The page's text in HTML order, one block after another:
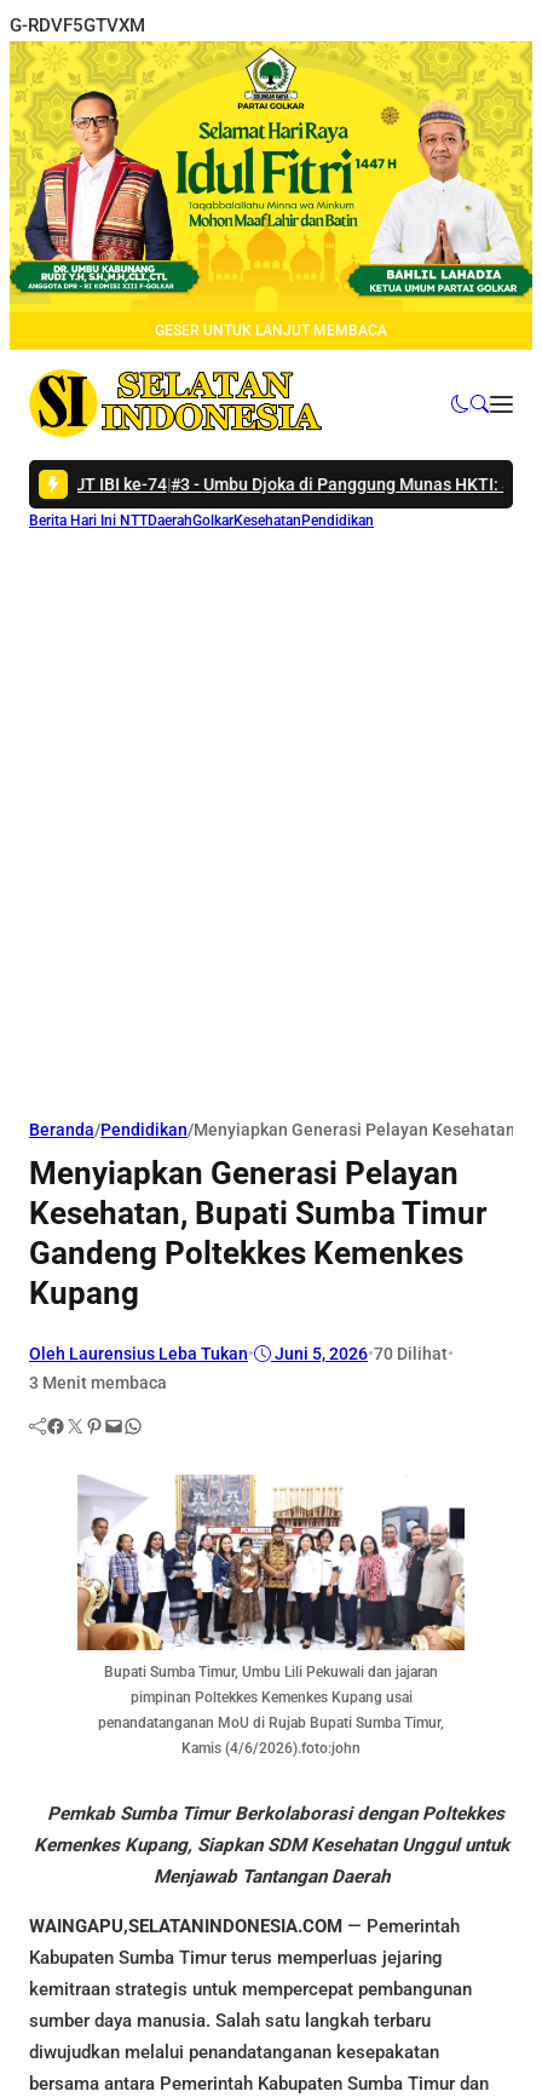
G-RDVF5GTVXM
GESER UNTUK LANJUT MEMBACA
ke-74 #3 - Umbu Djoka di Panggung Munas HKTI: Sumba Tengah
Berita Hari Ini NTTDaerahGolkarKesehatan Pendidikan
Beranda/Pendidikan/Menyiapkan Generasi Pelayan Kesehatan,
Menyiapkan Generasi Pelayan
Kesehatan, Bupati Sumba Timur
Gandeng Poltekkes Kemenkes
Kupang
Oleh Laurensius Leba Tukan• Juni 5, 2026•70 Dilihat•
3 Menit membaca
Facebook Twitter Pinterest Mail WhatsApp
Bupati Sumba Timur, Umbu Lili Pekuwali dan jajaran
pimpinan Poltekkes Kemenkes Kupang usai
penandatanganan MoU di Rujab Bupati Sumba Timur,
Kamis (4/6/2026).foto:john
Pemkab Sumba Timur Berkolaborasi dengan Poltekkes
Kemenkes Kupang, Siapkan SDM Kesehatan Unggul untuk
Menjawab Tantangan Daerah
WAINGAPU,SELATANINDONESIA.COM — Pemerintah
Kabupaten Sumba Timur terus memperluas jejaring
kemitraan strategis untuk mempercepat pembangunan
sumber daya manusia. Salah satu langkah terbaru
diwujudkan melalui penandatanganan kesepakatan
bersama antara Pemerintah Kabupaten Sumba Timur dan